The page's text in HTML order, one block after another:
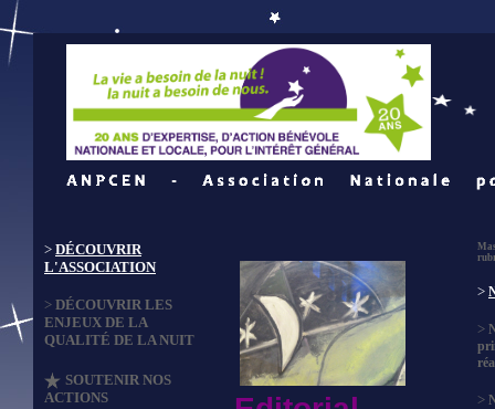
> DÉCOUVRIR
L'ASSOCIATION
> DÉCOUVRIR LES
ENJEUX DE LA
QUALITÉ DE LA NUIT
SOUTENIR NOS
ACTIONS
>
>
>